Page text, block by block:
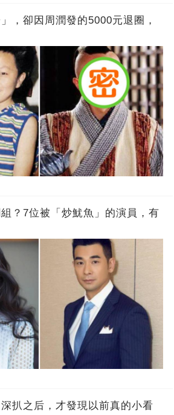
，卻因周潤發的5000元退圈，
？7位被「炒魷魚」的演員，有
扒之后，才發現以前真的小看